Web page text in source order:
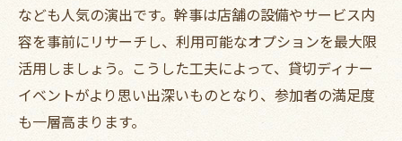
なども人気の演出です。幹事は店舗の設備やサービス内
容を事前にリサーチし、利用可能なオプションを最大限
活用しましょう。こうした工夫によって、貸切ディナー
イベントがより思い出深いものとなり、参加者の満足度
も一層高まります。